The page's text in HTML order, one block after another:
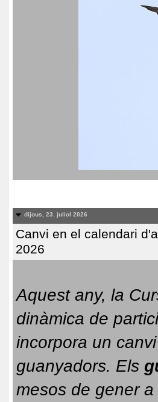
dijous, 23. juliol 2026
Canvi en el calendari
2026
Aquest any, la
dinàmica de
incorpora un
guanyadors. Els